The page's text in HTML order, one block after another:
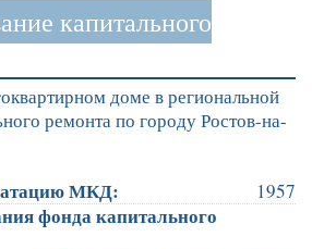
капитального
доме в региональной
ремонта по городу Ростов-на-
МКД: 1957
фонда капитального